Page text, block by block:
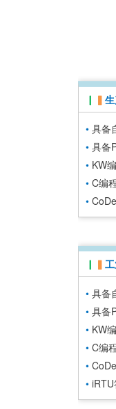
▏ ▍
• 具备
• 具备
• KW
• C编
•
▏ ▍
•具备
• 具备
• KW
• C编
•
•